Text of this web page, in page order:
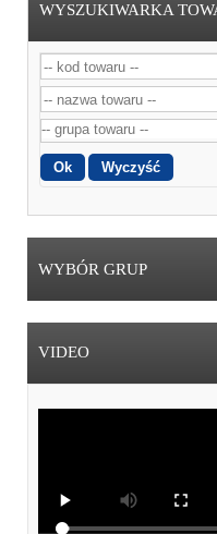
WYSZUKIWARKA
WYBÓR GRUP
VIDEO